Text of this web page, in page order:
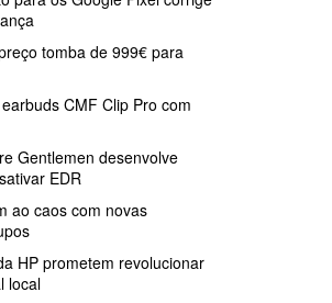
tomba de 999€ para
CMF Clip Pro com
Gentlemen desenvolve
EDR
ao caos com novas
HP prometem revolucionar
local